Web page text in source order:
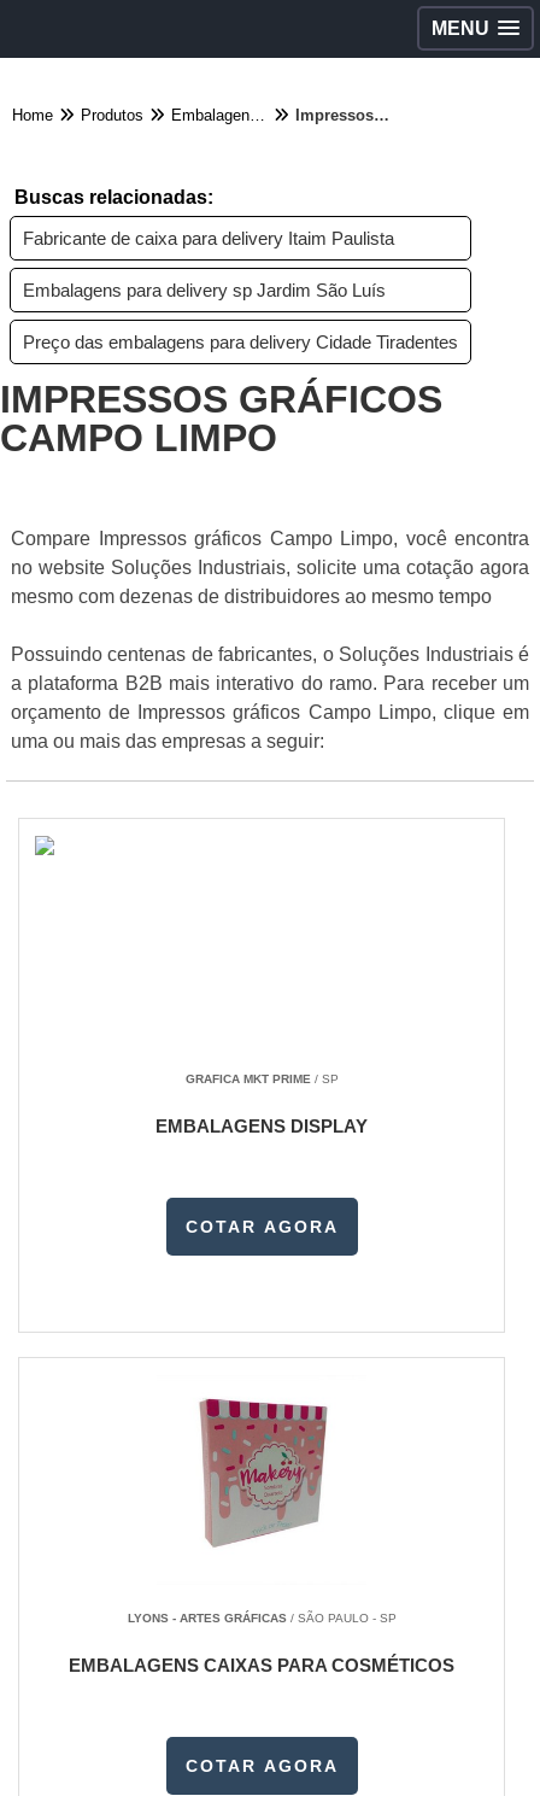
MENU
Home Produtos Embalagens diversas - Categoria Impressos gráficos Campo Limpo
Buscas relacionadas:
Fabricante de caixa para delivery Itaim Paulista
Embalagens para delivery sp Jardim São Luís
Preço das embalagens para delivery Cidade Tiradentes
IMPRESSOS GRÁFICOS
CAMPO LIMPO
Compare Impressos gráficos Campo Limpo, você encontra
no website Soluções Industriais, solicite uma cotação agora
mesmo com dezenas de distribuidores ao mesmo tempo
Possuindo centenas de fabricantes, o Soluções Industriais é
a plataforma B2B mais interativo do ramo. Para receber um
orçamento de Impressos gráficos Campo Limpo, clique em
uma ou mais das empresas a seguir:
GRAFICA MKT PRIME/ SP
EMBALAGENS DISPLAY
COTAR AGORA
LYONS - ARTES GRÁFICAS/ SÃO PAULO - SP
EMBALAGENS CAIXAS PARA COSMÉTICOS
COTAR AGORA